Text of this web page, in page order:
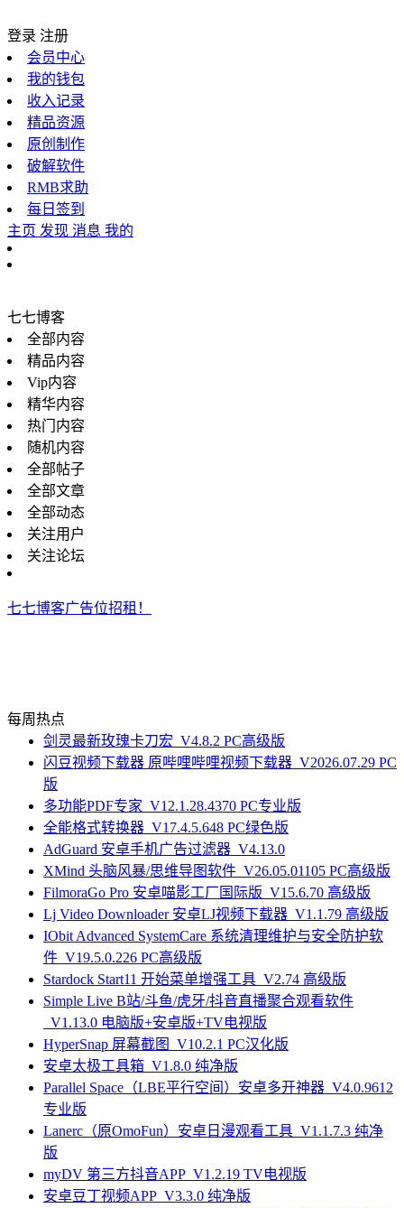
登录 注册
会员中心
我的钱包
收入记录
精品资源
原创制作
破解软件
RMB求助
每日签到
主页 发现 消息 我的
七七博客
全部内容
精品内容
Vip内容
精华内容
热门内容
随机内容
全部帖子
全部文章
全部动态
关注用户
关注论坛
七七博客广告位招租！
每周热点
剑灵最新玫瑰卡刀宏_V4.8.2 PC高级版
闪豆视频下载器 原哔哩哔哩视频下载器_V2026.07.29 PC
版
多功能PDF专家_V12.1.28.4370 PC专业版
全能格式转换器_V17.4.5.648 PC绿色版
AdGuard 安卓手机广告过滤器_V4.13.0
XMind 头脑风暴/思维导图软件_V26.05.01105 PC高级版
FilmoraGo Pro 安卓喵影工厂国际版_V15.6.70 高级版
Lj Video Downloader 安卓LJ视频下载器_V1.1.79 高级版
IObit Advanced SystemCare 系统清理维护与安全防护软
件_V19.5.0.226 PC高级版
Stardock Start11 开始菜单增强工具_V2.74 高级版
Simple Live B站/斗鱼/虎牙/抖音直播聚合观看软件
_V1.13.0 电脑版+安卓版+TV电视版
HyperSnap 屏幕截图_V10.2.1 PC汉化版
安卓太极工具箱_V1.8.0 纯净版
Parallel Space（LBE平行空间）安卓多开神器_V4.0.9612
专业版
Lanerc（原OmoFun）安卓日漫观看工具_V1.1.7.3 纯净
版
myDV 第三方抖音APP_V1.2.19 TV电视版
安卓豆丁视频APP_V3.3.0 纯净版